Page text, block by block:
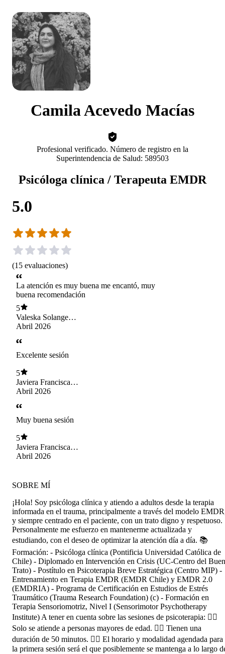
Camila Acevedo Macías
Profesional verificado. Número de registro en la
Superintendencia de Salud: 589503
Psicóloga clínica / Terapeuta EMDR
5.0
(15 evaluaciones)
La atención es muy buena me encantó, muy
buena recomendación
5
Valeska Solange
González Peña
Abril 2026
Excelente sesión
5
Javiera Francisca
Lema Mejías
Abril 2026
Muy buena sesión
5
Javiera Francisca
Lema Mejías
Abril 2026
SOBRE MÍ
¡Hola! Soy psicóloga clínica y atiendo a adultos desde la terapia
informada en el trauma, principalmente a través del modelo
y siempre centrado en el paciente, con un trato digno y respetuoso.
Personalmente me esfuerzo en mantenerme actualizada y
estudiando, con el deseo de optimizar la atención día a día. 📚
Formación: - Psicóloga clínica (Pontificia Universidad Católica de
Chile) - Diplomado en Intervención en Crisis (UC-Centro del Buen
Trato) - Postítulo en Psicoterapia Breve Estratégica (Centro MIP) -
Entrenamiento en Terapia EMDR (EMDR Chile) y EMDR 2.0
(EMDRIA) - Programa de Certificación en Estudios de Estrés
Traumático (Trauma Research Foundation) (c) - Formación en
Terapia Sensoriomotriz, Nivel I (Sensorimotor Psychotherapy
Institute) A tener en cuenta sobre las sesiones de psicoterapia: 👉🏽
Solo se atiende a personas mayores de edad. 👉🏽 Tienen una
duración de 50 minutos. 👉🏽 El horario y modalidad agendada para
la primera sesión será el que posiblemente se mantenga a lo largo